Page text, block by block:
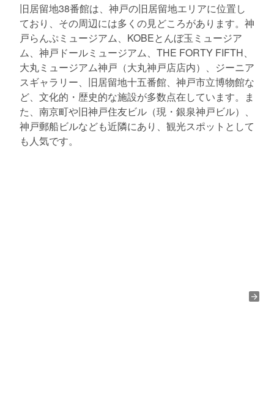
旧居留地38番館は、神戸の旧居留地エリアに位置し
ており、その周辺には多くの見どころがあります。神
戸らんぷミュージアム、KOBEとんぼ玉ミュージア
ム、神戸ドールミュージアム、THE FORTY FIFTH、
大丸ミュージアム神戸（大丸神戸店店内）、ジーニア
スギャラリー、旧居留地十五番館、神戸市立博物館な
ど、文化的・歴史的な施設が多数点在しています。ま
た、南京町や旧神戸住友ビル（現・銀泉神戸ビル）、
神戸郵船ビルなども近隣にあり、観光スポットとして
も人気です。